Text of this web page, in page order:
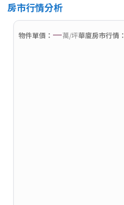
房市行情分析
物件單價： —萬/坪華廈房市行情：